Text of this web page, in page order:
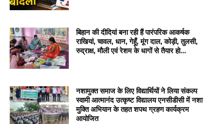
बिहान की दीदियां बना रही हैं पारंपरिक आकर्षक
राखियां, चावल, धान, गेहूँ, मूंग दाल, कोड़ी, तुलसी,
रुद्राक्ष, मौली एवं रेशम के धागों से तैयार हो...
नशामुक्त समाज के लिए विद्यार्थियों ने लिया संकल्प
स्वामी आत्मानंद उत्कृष्ट विद्यालय एनसीडीसी में नशा
मुक्ति अभियान के तहत शपथ ग्रहण कार्यक्रम
आयोजित